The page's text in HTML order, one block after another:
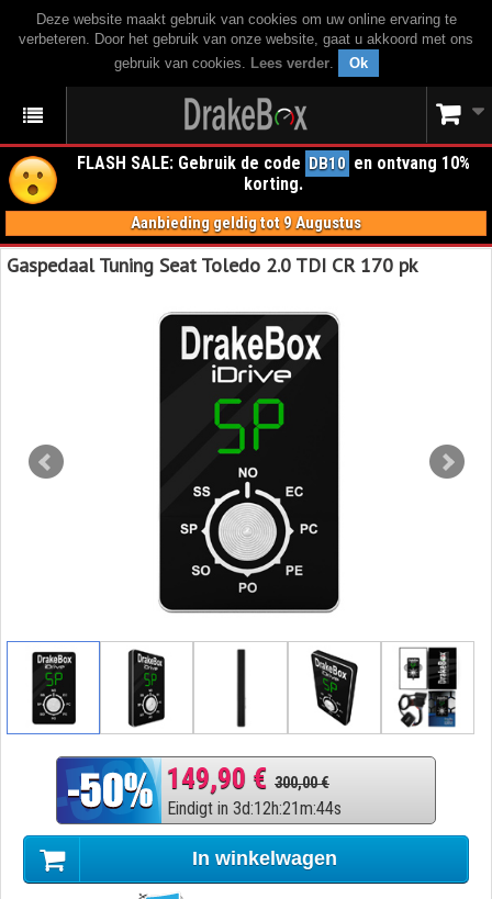
Deze website maakt gebruik van cookies om uw online ervaring te
verbeteren. Door het gebruik van onze website, gaat u akkoord met ons
gebruik van cookies. Lees verder. Ok
FLASH SALE: Gebruik de code DB10 en ontvang 10%
korting.
Aanbieding geldig tot 9 Augustus
Gaspedaal Tuning Seat Toledo 2.0 TDI CR 170 pk
149,90 € 300,00 €
Eindigt in 3d:12h:21m:43s
In winkelwagen